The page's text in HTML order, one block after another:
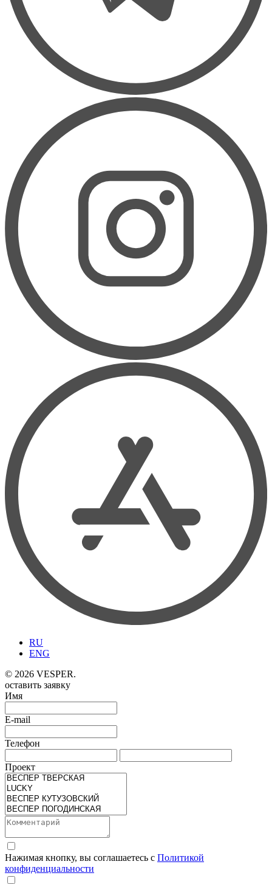
RU
ENG
© 2026 VESPER.
оставить заявку
Имя
E-mail
Телефон
Проект
Нажимая кнопку, вы соглашаетесь с Политикой
конфиденциальности